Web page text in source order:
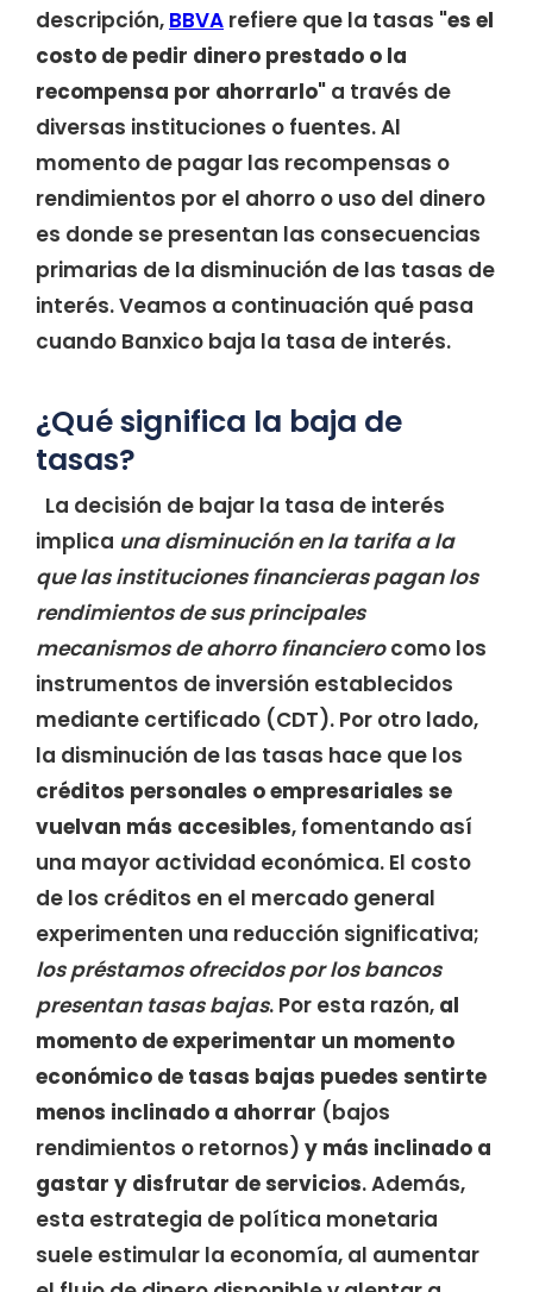
descripción, BBVA refiere que la tasas "es el
costo de pedir dinero prestado o la
recompensa por ahorrarlo" a través de
diversas instituciones o fuentes. Al
momento de pagar las recompensas o
rendimientos por el ahorro o uso del dinero
es donde se presentan las consecuencias
primarias de la disminución de las tasas de
interés. Veamos a continuación qué pasa
cuando Banxico baja la tasa de interés.
¿Qué significa la baja de
tasas?
La decisión de bajar la tasa de interés
implica una disminución en la tarifa a la
que las instituciones financieras pagan los
rendimientos de sus principales
mecanismos de ahorro financierocomo los
instrumentos de inversión establecidos
mediante certificado (CDT). Por otro lado,
la disminución de las tasas hace que los
créditos personales o empresariales se
vuelvan más accesibles, fomentando así
una mayor actividad económica. El costo
de los créditos en el mercado general
experimenten una reducción significativa;
los préstamos ofrecidos por los bancos
presentan tasas bajas. Por esta razón, al
momento de experimentar un momento
económico de tasas bajas puedes sentirte
menos inclinado a ahorrar (bajos
rendimientos o retornos) y más inclinado a
gastar y disfrutar de servicios. Además,
esta estrategia de política monetaria
suele estimular la economía, al aumentar